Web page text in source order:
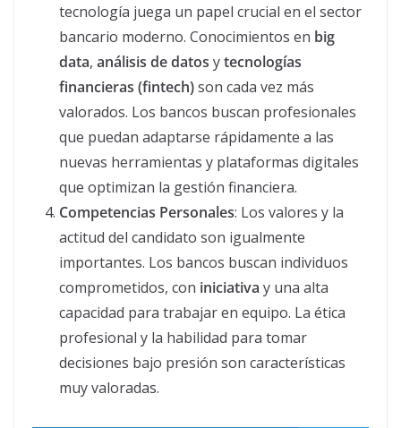
tecnología juega un papel crucial en el sector
bancario moderno. Conocimientos en big
data, análisis de datos ytecnologías
financieras (fintech)son cada vez más
valorados. Los bancos buscan profesionales
que puedan adaptarse rápidamente a las
nuevas herramientas y plataformas digitales
que optimizan la gestión financiera.
Competencias Personales: Los valores y la
actitud del candidato son igualmente
importantes. Los bancos buscan individuos
comprometidos, con iniciativa y una alta
capacidad para trabajar en equipo. La ética
profesional y la habilidad para tomar
decisiones bajo presión son características
muy valoradas.